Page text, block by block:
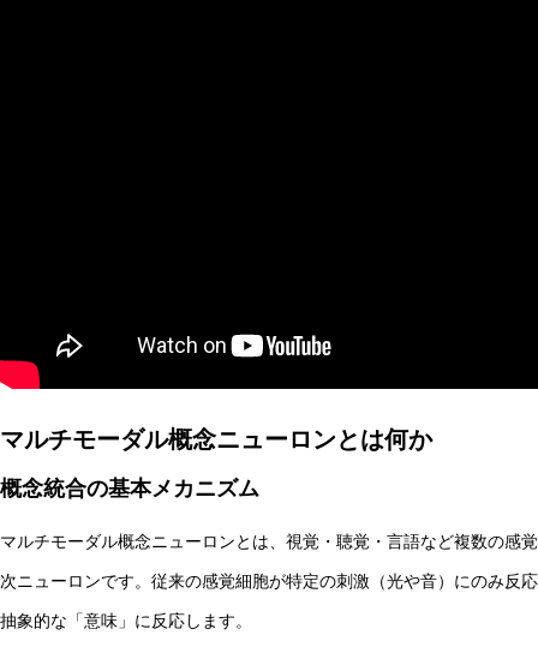
マルチモーダル概念ニューロンとは何か
概念統合の基本メカニズム
マルチモーダル概念ニューロンとは、視覚・聴覚・言語など複数の感
次ニューロンです。従来の感覚細胞が特定の刺激（光や音）にのみ反
抽象的な「意味」に反応します。